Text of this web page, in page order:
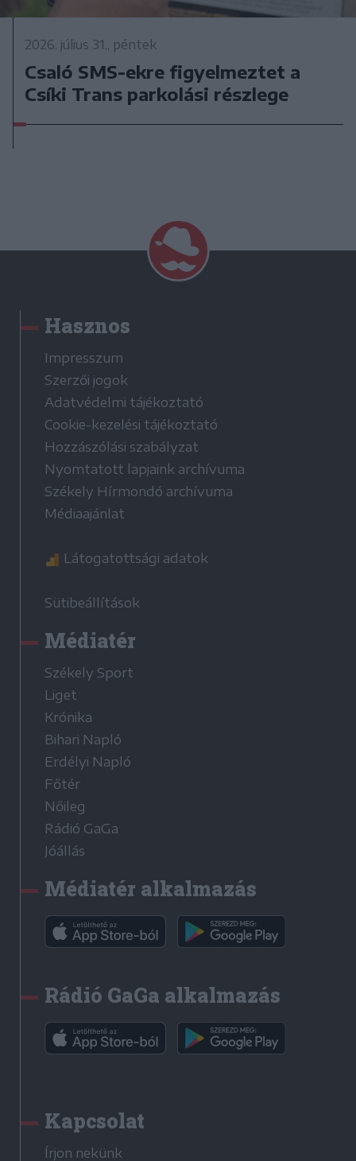
2026. július 31., péntek
Csaló SMS-ekre figyelmeztet a
Csíki Trans parkolási részlege
Hasznos
Impresszum
Szerzői jogok
Adatvédelmi tájékoztató
Cookie-kezelési tájékoztató
Hozzászólási szabályzat
Nyomtatott lapjaink archívuma
Székely Hírmondó archívuma
Médiaajánlat
Látogatottsági adatok
Sütibeállítások
Médiatér
Székely Sport
Liget
Krónika
Bihari Napló
Erdélyi Napló
Főtér
Nőileg
Rádió GaGa
Jóállás
Médiatér alkalmazás
Rádió GaGa alkalmazás
Kapcsolat
Írjon nekünk